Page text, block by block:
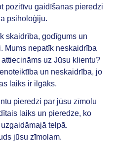
pozitīvu gaidīšanas pieredzi
psiholoģiju.
skaidrība, godīgums un
Mums nepatīk neskaidrība
uz Jūsu klientu?
un neskaidrība, jo
laiks ir ilgāks.
pieredzi par jūsu zīmolu
laiks un pieredze, ko
telpā.
jūsu zīmolam.